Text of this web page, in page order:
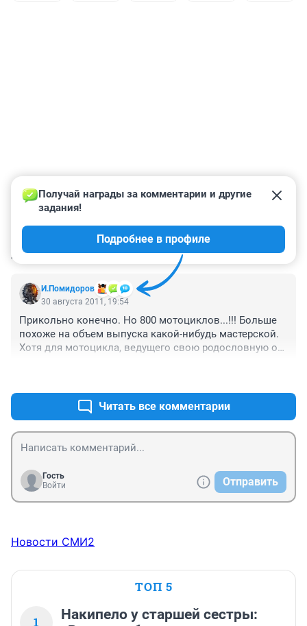
КОММЕНТАРИИ 1
И.Помидоров
Получай награды за комментарии и другие
задания!
Подробнее в профиле
30 августа 2011, 19:54
Прикольно конечно. Но 800 мотоциклов...!!! Больше
похоже на объем выпуска какой-нибудь мастерской.
Хотя для мотоцикла, ведущего свою родословную от
Читать все комментарии
Гость
Войти
Отправить
Новости СМИ2
ТОП 5
1
Накипело у старшей сестры: